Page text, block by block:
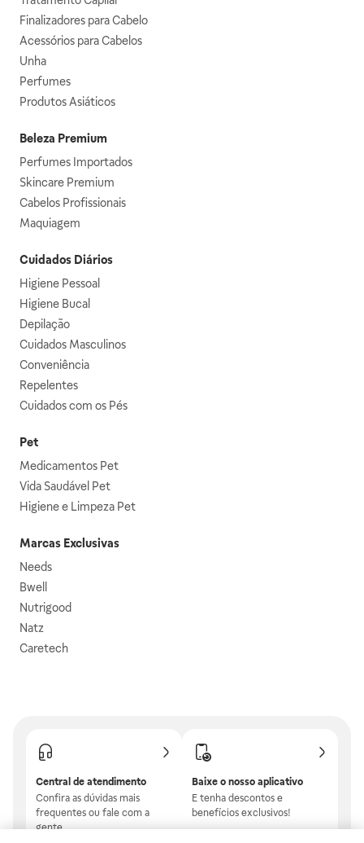
Finalizadores para Cabelo
Acessórios para Cabelos
Unha
Perfumes
Produtos Asiáticos
Beleza Premium
Perfumes Importados
Skincare Premium
Cabelos Profissionais
Maquiagem
Cuidados Diários
Higiene Pessoal
Higiene Bucal
Depilação
Cuidados Masculinos
Conveniência
Repelentes
Cuidados com os Pés
Pet
Medicamentos Pet
Vida Saudável Pet
Higiene e Limpeza Pet
Marcas Exclusivas
Needs
Bwell
Nutrigood
Natz
Caretech
Central de atendimento
Confira as dúvidas mais
frequentes ou fale com a
gente.
Baixe o nosso aplicativo
E tenha descontos e
benefícios exclusivos!